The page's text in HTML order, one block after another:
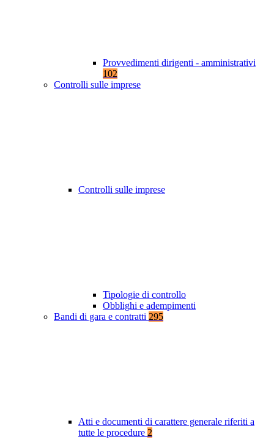
Provvedimenti dirigenti - amministrativi
102
Controlli sulle imprese
Controlli sulle imprese
Tipologie di controllo
Obblighi e adempimenti
Bandi di gara e contratti 295
Atti e documenti di carattere generale riferiti a
tutte le procedure 2